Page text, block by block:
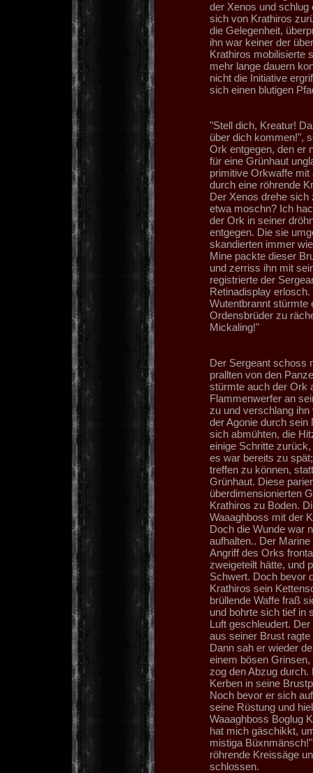
der Xenos und schlug
sich von Krathiros
die Gelegenheit,
ihn war keiner der
Krathiros mobilisierte
mehr lange dauern
nicht die Initiative
sich einen blutigen
"Stell dich, Kreatur!
über dich kommen!",
Ork entgegen, den er
für eine Grünhaut
primitive Orkwaffe
durch eine röhrende
Der Xenos drehe
etwa moschn? Ich
der Ork in seiner
entgegen. Die sie
skandierten immer
Mine packte dieser
und zerriss ihn mit
registrierte der
Retinadisplay
Wutentbrannt stürmte
Ordensbrüder zu
Mickaling!"
Der Sergeant schoss
prallten von den
stürmte auch der Ork
Flammenwerfer an
zu und verschlang ihn
der Agonie durch
sich abmühten, die
einige Schritte
es war bereits zu
treffen zu können,
Grünhaut. Diese
überdimensionierten
Krathiros zu Boden.
Waaaghboss mit der
Doch die Wunde war
aufhalten.. Der
Angriff des Orks
zweigeteilt hätte, und
Schwert. Doch bevor
Krathiros sein
brüllende Waffe fraß
und bohrte sich tief in
Luft geschleudert.
aus seiner Brust
Dann sah er wieder
einem bösen
zog den Abzug
Kerben in seine
Noch bevor er sich
seine Rüstung und
Waaaghboss Boglug
hat mich gäschikkt,
mistiga
röhrende Kreissäge
schlossen.